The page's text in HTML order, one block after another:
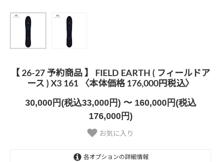
【 26-27 予約商品 】 FIELD EARTH ( フィールドア
ース ) X3 161 〈本体価格 176,000円税込〉
30,000円(税込33,000円) 〜 160,000円(税込
176,000円)
お気に入り
各オプションの詳細情報